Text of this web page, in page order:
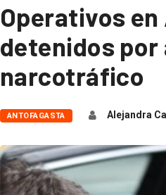
Operativos
detenidos por
narcotráfico
ANTOFAGASTA Alejandra